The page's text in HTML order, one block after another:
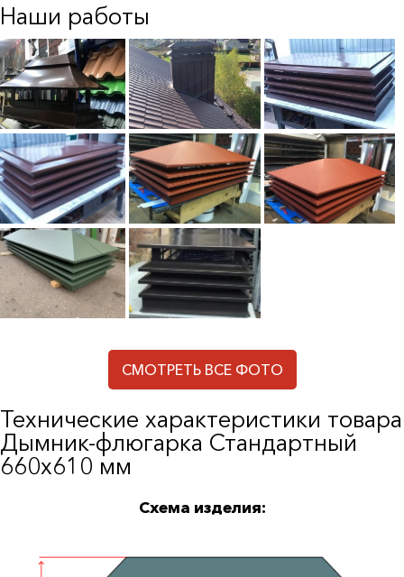
Наши работы
СМОТРЕТЬ ВСЕ ФОТО
Технические характеристики товара
Дымник-флюгарка Стандартный
660х610 мм
Схема изделия: